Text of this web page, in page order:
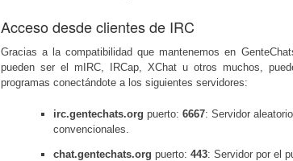
Acceso desde clientes de IRC
Gracias a la compatibilidad que mantenemos en
pueden ser el mIRC, IRCap, XChat u otros muchos,
programas conectándote a los siguientes servidores:
irc.gentechats.org puerto: 6667: Servidor
convencionales.
chat.gentechats.org puerto: 443: Servidor por el